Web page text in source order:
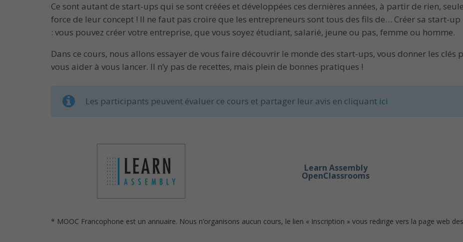
Ce sont autant de start-ups qui se sont créées et développées ces dernières années, à partir de rien,
force de leur concept ! Il ne faut pas croire que les entrepreneurs sont tous des fils de… Créer sa start-up
: vous pouvez créer votre entreprise, que vous soyez étudiant, salarié, jeune ou pas, femme ou homme.
Dans ce cours, nous allons essayer de vous faire découvrir le monde des start-ups, vous donner les
vous aider à vous lancer. Il n’y pas de recettes, mais plein de bonnes pratiques !
Les participants peuvent évaluer ce cours et partager leur avis en cliquant ici
Learn Assembly
OpenClassrooms
* MOOC Francophone est un annuaire. Nous n’organisons aucun cours, le lien « Inscription » vous redirige vers la page web